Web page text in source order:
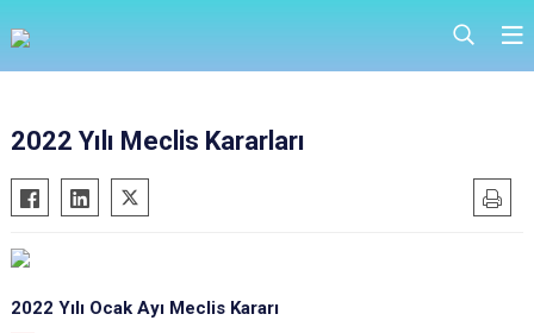
2022 Yılı Meclis Kararları
2022 Yılı Ocak Ayı Meclis Kararı